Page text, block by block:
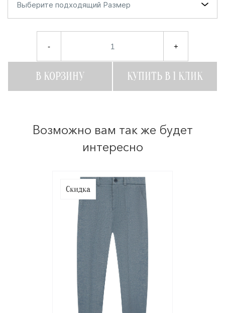
Выберите подходящий Размер
- +
В КОРЗИНУ КУПИТЬ В 1 КЛИК
Возможно вам так же будет
интересно
Скидка